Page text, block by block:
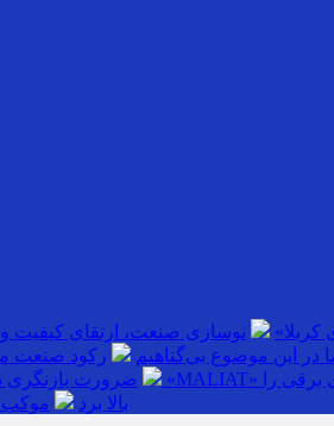
کربلا»
نوسازی صنعت، ارتقای
در این موضوع بی‌گناهیم
رکود صنعت
ضرورت بازنگری
را
بالا برد
موکب